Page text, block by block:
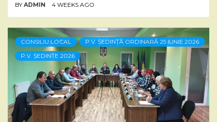
BY ADMIN 4 WEEKS AGO
CONSILIU LOCAL
P.V. ȘEDINȚĂ ORDINARĂ 25 IUNIE 2026
P.V. ȘEDINȚE 2026